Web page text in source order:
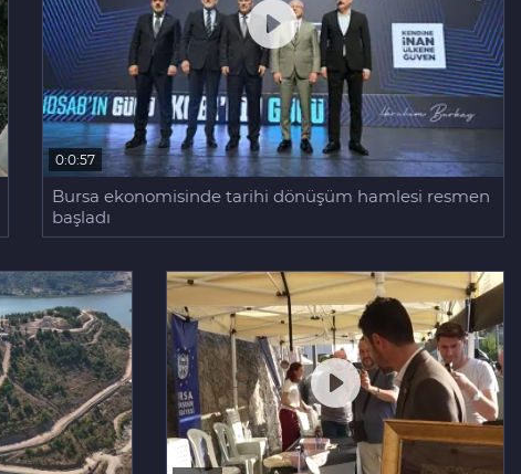
0:0:57
Bursa ekonomisinde tarihi dönüşüm hamlesi resmen
başladı